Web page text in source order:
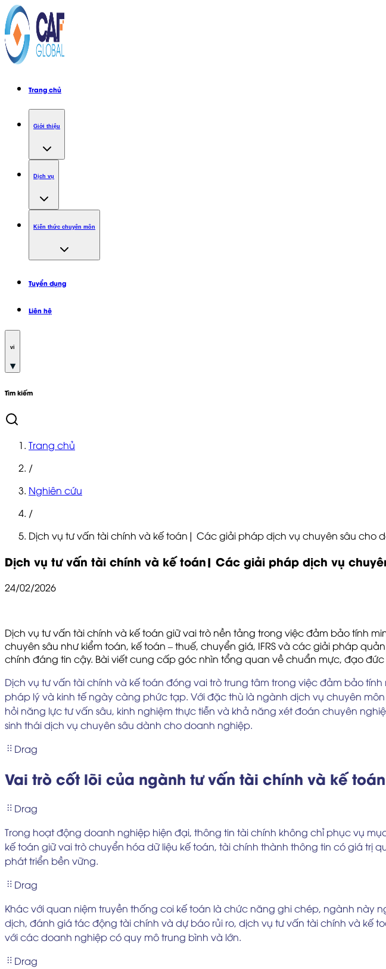
Trang chủ
Giới thiệu
Dịch vụ
Kiến thức chuyên môn
Tuyển dụng
Liên hệ
vi
Tìm kiếm
Trang chủ
/
Nghiên cứu
/
Dịch vụ tư vấn tài chính và kế toán| Các giải pháp dịch vụ chuyên sâu cho
Dịch vụ tư vấn tài chính và kế toán| Các giải pháp dịch vụ
24/02/2026
Dịch vụ tư vấn tài chính và kế toán giữ vai trò nền tảng trong việc đảm bảo tính
chuyên sâu như kiểm toán, kế toán – thuế, chuyển giá, IFRS và các giải pháp
chính đáng tin cậy. Bài viết cung cấp góc nhìn tổng quan về chuẩn mực, đạo
Dịch vụ tư vấn tài chính và kế toán đóng vai trò trung tâm trong việc đảm bảo
pháp lý và kinh tế ngày càng phức tạp. Với đặc thù là ngành dịch vụ chuyên
hỏi năng lực tư vấn sâu, kinh nghiệm thực tiễn và khả năng xét đoán chuyên
sinh thái dịch vụ chuyên sâu dành cho doanh nghiệp.
Drag
Vai trò cốt lõi của ngành tư vấn tài chính và kế
Drag
Trong hoạt động doanh nghiệp hiện đại, thông tin tài chính không chỉ phục vụ
kế toán giữ vai trò chuyển hóa dữ liệu kế toán, tài chính thành thông tin có giá trị
phát triển bền vững.
Drag
Khác với quan niệm truyền thống coi kế toán là chức năng ghi chép, ngành
dịch, đánh giá tác động tài chính và dự báo rủi ro, dịch vụ tư vấn tài chính và kế
với các doanh nghiệp có quy mô trung bình và lớn.
Drag